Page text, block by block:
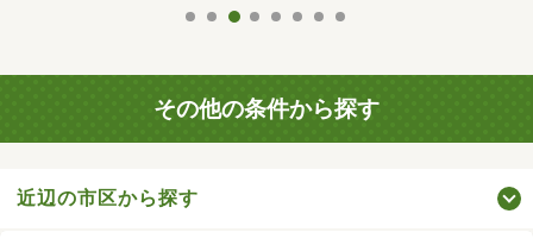
その他の条件から探す
近辺の市区から探す